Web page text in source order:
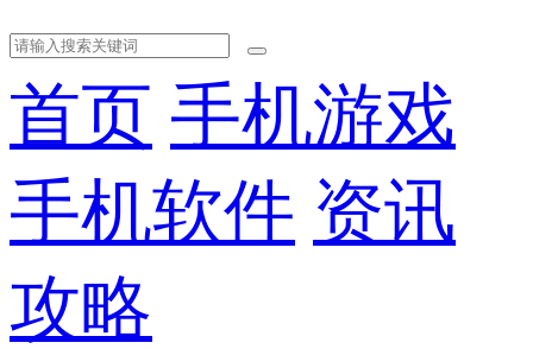
首页 手机游戏
手机软件 资讯
攻略